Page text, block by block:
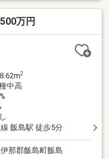
万円
2
中高
飯島駅 徒歩5分
那郡飯島町飯島